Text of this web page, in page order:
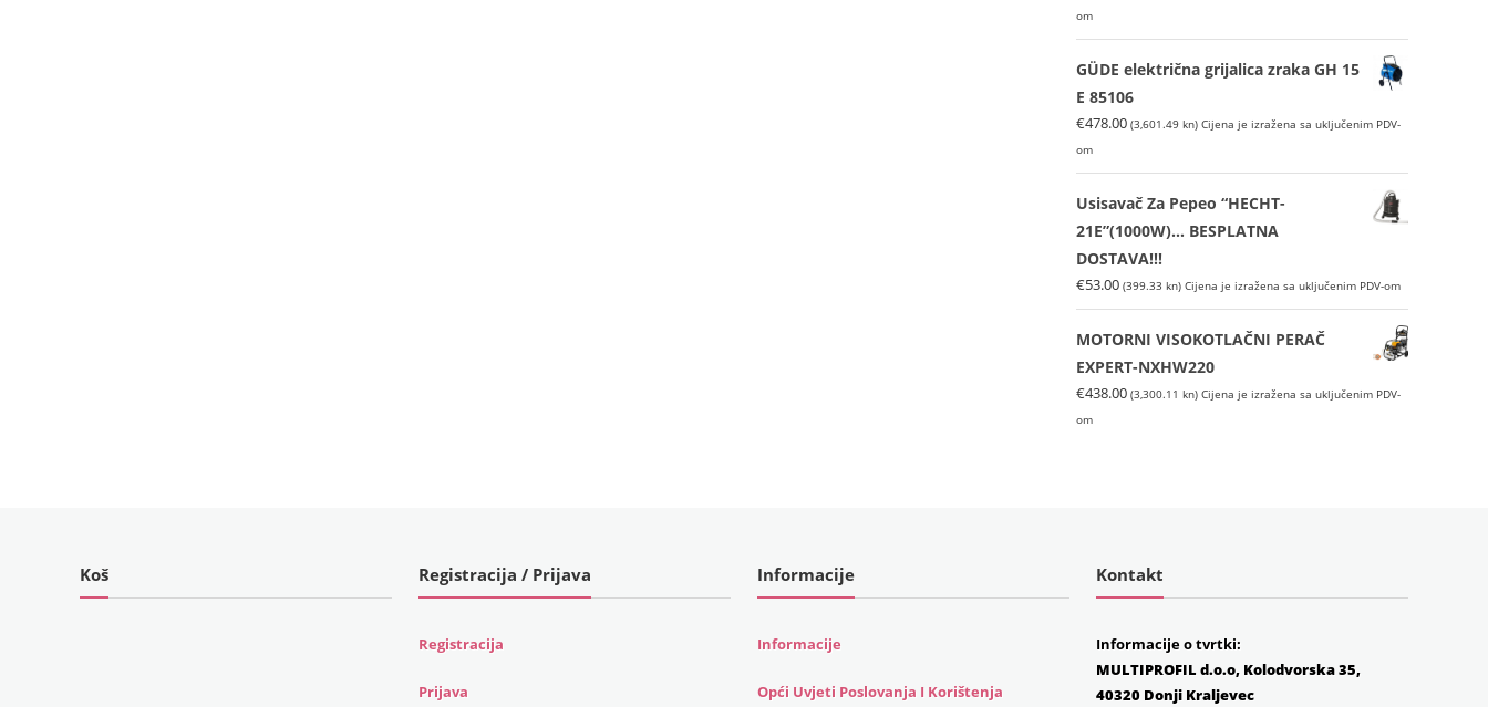
om
GÜDE električna grijalica zraka GH 15
E 85106
€478.00 (3,601.49 kn) Cijena je izražena sa uključenim PDV-
om
Usisavač Za Pepeo “HECHT-
21E”(1000W)… BESPLATNA
DOSTAVA!!!
€53.00 (399.33 kn) Cijena je izražena sa uključenim PDV-om
MOTORNI VISOKOTLAČNI PERAČ
EXPERT-NXHW220
€438.00 (3,300.11 kn) Cijena je izražena sa uključenim PDV-
om
Koš Registracija / Prijava
Registracija
Prijava
Informacije
Informacije
Opći Uvjeti Poslovanja I Korištenja
Kontakt
Informacije o tvrtki:
MULTIPROFIL d.o.o, Kolodvorska 35,
40320 Donji Kraljevec